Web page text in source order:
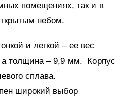
помещениях, так и в
небом.
и легкой – ее вес
а толщина – 9,9 мм. Корпус
сплава.
широкий выбор